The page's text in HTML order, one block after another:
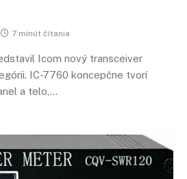
7 minút čítania
Icom nový transceiver
IC-7760 koncepčne tvorí
a telo,…